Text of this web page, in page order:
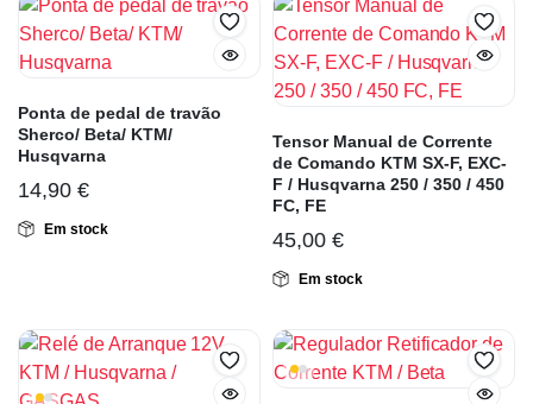
Ponta de pedal de travão
Sherco/ Beta/ KTM/
Husqvarna
14,90 €
Em stock
Tensor Manual de Corrente
de Comando KTM SX-F, EXC-
F / Husqvarna 250 / 350 / 450
FC, FE
45,00 €
Em stock